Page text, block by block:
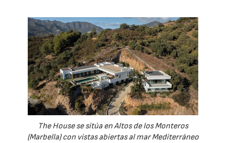
The House se sitúa en Altos de los Monteros
(Marbella) con vistas abiertas al mar Mediterráneo